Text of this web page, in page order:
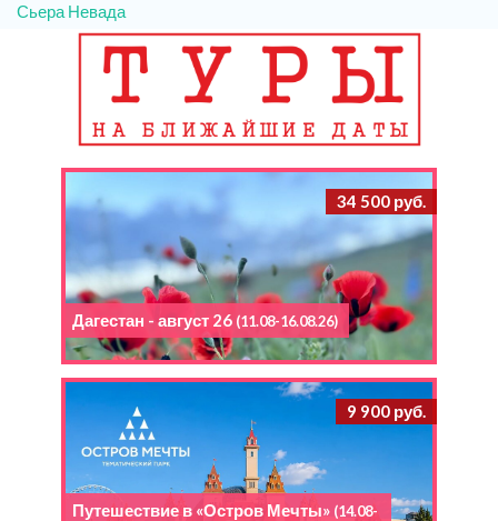
Сьера Невада
34 500 руб.
Дагестан - август 26 (11.08-16.08.26)
9 900 руб.
Путешествие в «Остров Мечты» (14.08-